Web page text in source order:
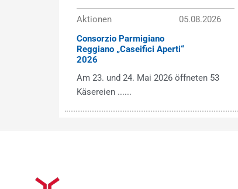
Aktionen
05.08.2026
Consorzio Parmigiano
Reggiano „Caseifici Aperti“
2026
Am 23. und 24. Mai 2026 öffneten 53
Käsereien ......